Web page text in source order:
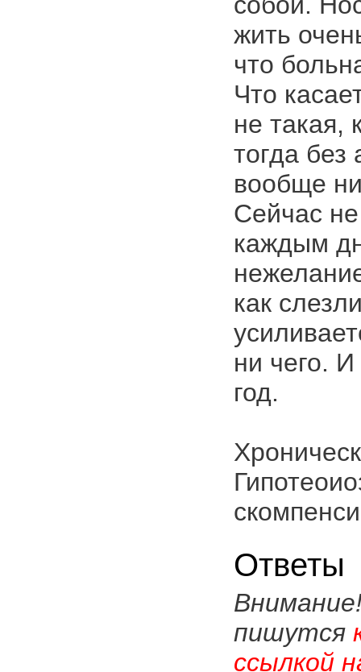
жить
что
Что
не такая,
тогда без
вообще
Сейчас
каждым
как
ни чего.
год.
Ответы
пишутся
ссылкой